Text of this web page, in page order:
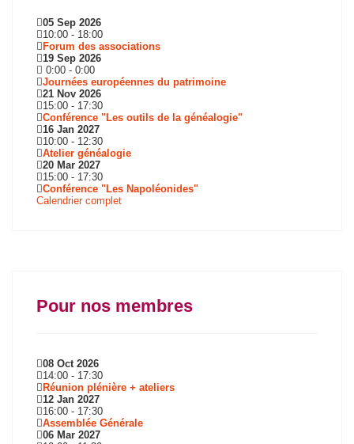
05 Sep 2026
10:00 - 18:00
Forum des associations
19 Sep 2026
0:00 - 0:00
Journées européennes du patrimoine
21 Nov 2026
15:00 - 17:30
Conférence "Les outils de la généalogie"
16 Jan 2027
10:00 - 12:30
Atelier généalogie
20 Mar 2027
15:00 - 17:30
Conférence "Les Napoléonides"
Calendrier complet
Pour nos membres
08 Oct 2026
14:00 - 17:30
Réunion plénière + ateliers
12 Jan 2027
16:00 - 17:30
Assemblée Générale
06 Mar 2027